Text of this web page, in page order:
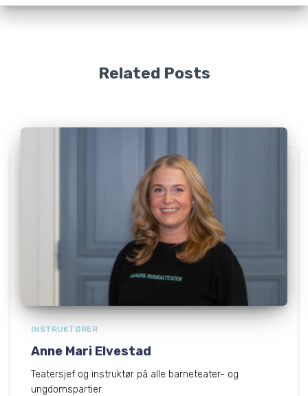
Related Posts
INSTRUKTØRER
Anne Mari Elvestad
Teatersjef og instruktør på alle barneteater- og
ungdomspartier.